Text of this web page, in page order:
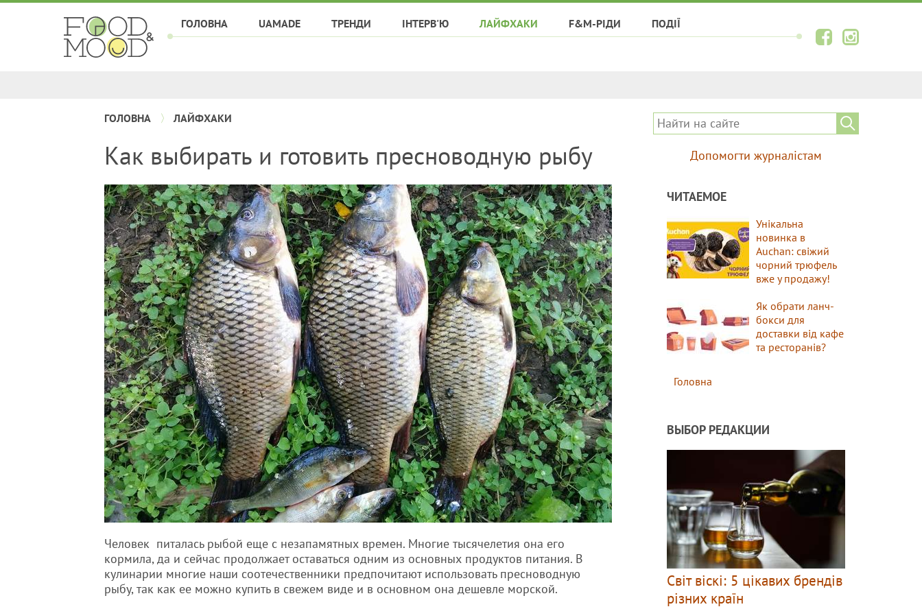
ГОЛОВНА UAMADE ТРЕНДИ ІНТЕРВ'Ю ЛАЙФХАКИ F&M-РІДИ ПОДІЇ
ГОЛОВНА ЛАЙФХАКИ
Как выбирать и готовить пресноводную рыбу
Человек питалась рыбой еще с незапамятных времен. Многие тысячелетия она его
кормила, да и сейчас продолжает оставаться одним из основных продуктов питания. В
кулинарии многие наши соотечественники предпочитают использовать пресноводную
рыбу, так как ее можно купить в свежем виде и в основном она дешевле морской.
Допомогти журналістам
ЧИТАЕМОЕ
Унікальна
новинка в
Auchan: свіжий
чорний трюфель
вже у продажу!
Як обрати ланч-
бокси для
доставки від кафе
та ресторанів?
Головна
ВЫБОР РЕДАКЦИИ
Світ віскі: 5 цікавих брендів
різних країн